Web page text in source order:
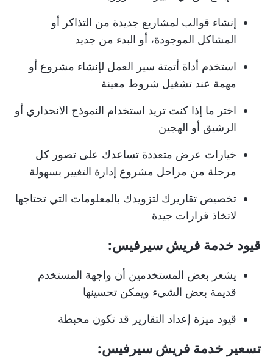
إنشاء قوالب لمشاريع جديدة من التذاكر أو
المشاكل الموجودة، أو البدء من جديد
استخدم أداة أتمتة سير العمل لإنشاء مشروع أو
مهمة عند تشغيل شروط معينة
اختر ما إذا كنت تريد استخدام النموذج الانحداري أو
الرشيق أو الهجين
خيارات عرض متعددة تساعدك على تصور كل
مرحلة من مراحل مشروع إدارة التغيير بسهولة
تخصيص تقاريرك لتزويدك بالمعلومات التي تحتاجها
لاتخاذ قرارات جيدة
قيود خدمة فريش سيرفيس:
يشعر بعض المستخدمين أن واجهة المستخدم
قديمة بعض الشيء ويمكن تحسينها
قيود ميزة إعداد التقارير قد تكون محبطة
تسعير خدمة فريش سيرفيس: